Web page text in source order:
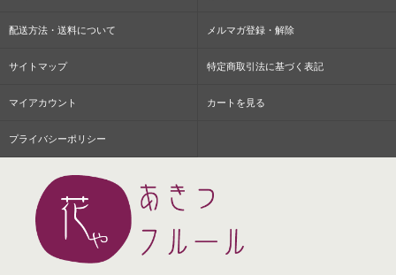
配送方法・送料について メルマガ登録・解除
サイトマップ 特定商取引法に基づく表記
マイアカウント カートを見る
プライバシーポリシー